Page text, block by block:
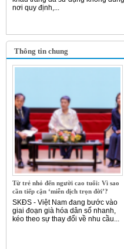
nơi quy định,...
Thông tin chung
Từ trẻ nhỏ đến người cao tuổi: Vì sao
cần tiếp cận ‘miễn dịch trọn đời’?
SKĐS - Việt Nam đang bước vào
giai đoạn già hóa dân số nhanh,
kéo theo sự thay đổi về nhu cầu...